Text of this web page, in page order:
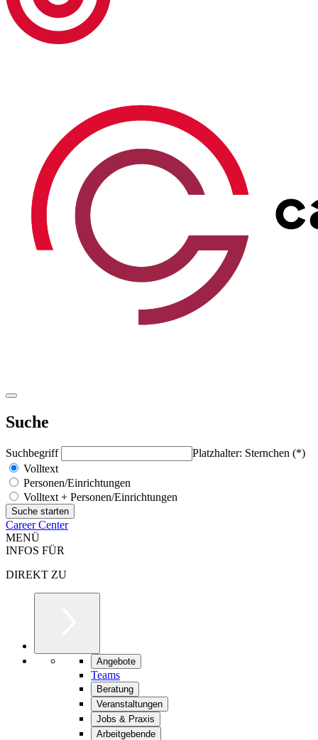
Suche
Suchbegriff
Platzhalter: Sternchen (*)
Volltext
Personen/Einrichtungen
Volltext + Personen/Einrichtungen
Career Center
MENÜ
INFOS FÜR
DIREKT ZU
Angebote
Teams
Beratung
Veranstaltungen
Jobs & Praxis
Arbeitgebende